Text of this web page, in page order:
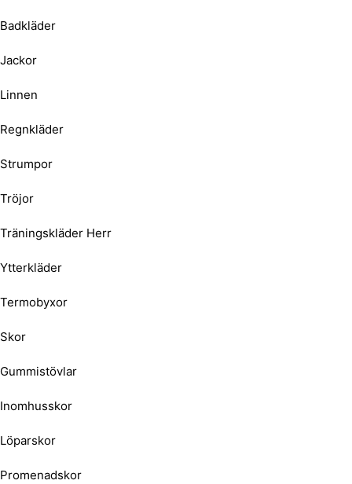
Badkläder
Jackor
Linnen
Regnkläder
Strumpor
Tröjor
Träningskläder Herr
Ytterkläder
Termobyxor
Skor
Gummistövlar
Inomhusskor
Löparskor
Promenadskor